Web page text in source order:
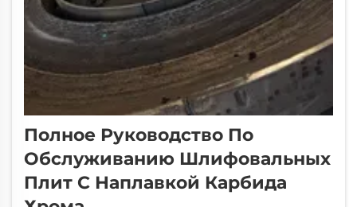
Полное Руководство По
Обслуживанию Шлифовальных
Плит С Наплавкой Карбида